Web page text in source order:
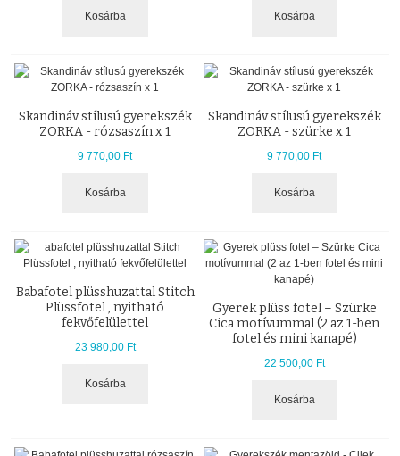
Kosárba Kosárba
Skandináv stílusú gyerekszék
ZORKA - rózsaszín x 1
9 770,00 Ft
Kosárba
Skandináv stílusú gyerekszék
ZORKA - szürke x 1
9 770,00 Ft
Kosárba
Babafotel plüsshuzattal Stitch
Plüssfotel , nyitható
fekvőfelülettel
23 980,00 Ft
Kosárba
Gyerek plüss fotel – Szürke
Cica motívummal (2 az 1-ben
fotel és mini kanapé)
22 500,00 Ft
Kosárba